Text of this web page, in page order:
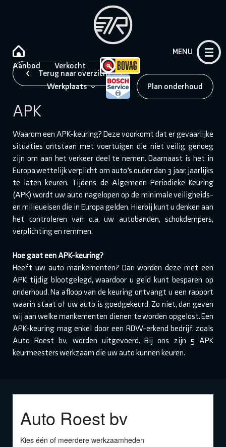
Aanbod Verkocht
Werkplaats Plan onderhoud
MENU
Terug naar overzicht
APK
Waarom een APK-keuring? Deze voorkomt dat er gevaarlijke
situaties ontstaan met voertuigen die niet veilig genoeg
zijn om aan het verkeer deel te nemen. Daarnaast is het in
Europa wettelijk verplicht om auto’s ouder dan 3 jaar, jaarlijks
te laten keuren. Tijdens de Algemeen Periodieke Keuring
(APK) wordt uw auto nagelopen op de minimale veiligheids-
en milieueisen die in Europa gelden. Hierbij kunt u denken aan
het controleren van o.a. uw autobanden, schokdempers,
verplichting en remmen.
Hoe gaat een APK-keuring?
Heeft uw auto mankementen? Dan worden deze met een
APK tijdig blootgelegd, waardoor u geld kunt besparen op
onderhoud. Na afloop van de keuring ontvangt u een rapport
waarin staat of uw auto is goedgekeurd. Zo niet, dan geven
wij aan welke mankementen dienen te worden opgelost. Een
APK-keuring mag enkel door een RDW-erkend bedrijf, zoals
Auto Roest bv, worden uitgevoerd. Bij ons zijn 5 APK
keurmeesters werkzaam die uw auto kunnen keuren.